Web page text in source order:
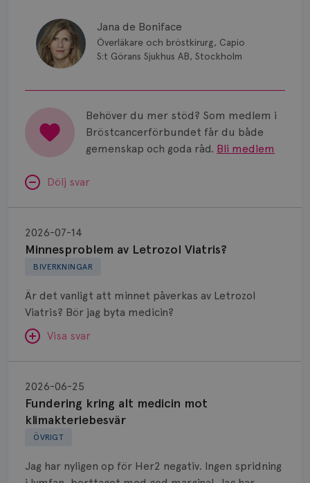
Jana de Boniface
Överläkare och bröstkirurg, Capio
S:t Görans Sjukhus AB, Stockholm
Behöver du mer stöd? Som medlem i
Bröstcancerförbundet får du både
gemenskap och goda råd. Bli medlem
Dölj svar
BIVERKNINGAR
Minnesproblem av Letrozol Viatris?
2026-07-14
Är det vanligt att minnet påverkas av Letrozol
Viatris? Bör jag byta medicin?
Visa svar
SVAR:
Hej. Oavsett vilken hormonsänkande behandling
(men även cytostatika) man får så kan en del
uppleva negativ påverkan på minnet. Prata din
märke eller annan aromatashämmare. Det kan ofta
Letrozol
Viatris?
ÖVRIGT
Fundering kring alt medicin mot
klimakteriebesvär
2026-06-25
Jag har nyligen op för Her2 negativ. Ingen spridning
kring
medicin